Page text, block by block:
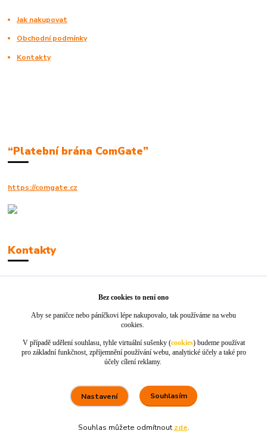
Jak nakupovat
Obchodní podmínky
Kontakty
“Platební brána ComGate”
https://comgate.cz
Kontakty
info@jackie-shop.cz
Vytvořeno na Eshop-rychle.cz
Bez cookies to není ono
Aby se paničce nebo páníčkovi lépe nakupovalo, tak používáme na webu
cookies.
V případě udělení souhlasu, tyhle virtuální sušenky (cookies) budeme používat
pro základní funkčnost, zpříjemnění používání webu, analytické účely a také pro
účely cílení reklamy.
Nastavení Souhlasím
Souhlas můžete odmítnout zde.
5. srpna
100 %★★★★★